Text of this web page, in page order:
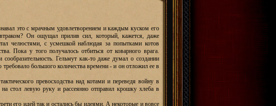
это с мрачным удовлетворением и каждым куском его
Он ощущал прилив сил, который, кажется, даже
челюстями, с усмешкой наблюдая за попытками котов
Пока у того получалось отбиться от коварного врага.
Гельмут как-то даже думал о создании
большого количества времени - и он отложил ее в
превосходства над котами и переведя войну в
стол левую руку и рассеянно отправил крошку хлеба в
его идей так и остались бы идеями. А некоторые и вовсе